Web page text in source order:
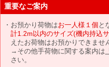
重要なご案内
お預かり荷物はお一人様１個と
計1.2m以内のサイズ(機内持込
えたお荷物はお預かりできませ
→その他手荷物に関する案内は
さい。